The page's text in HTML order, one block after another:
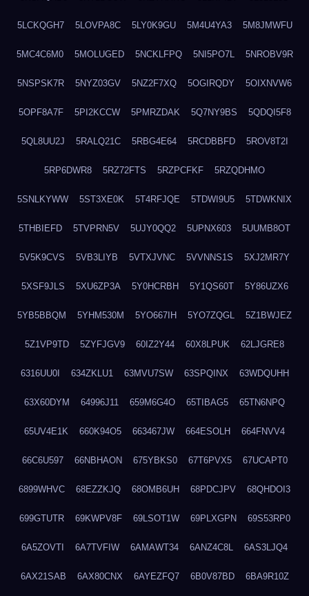
5LCKQGH7 5LOVPA8C 5LY0K9GU 5M4U4YA3 5M8JMWFU
5MC4C6M0 5MOLUGED 5NCKLFPQ 5NI5PO7L 5NROBV9R
5NSPSK7R 5NYZ03GV 5NZ2F7XQ 5OGIRQDY 5OIXNVW6
5OPF8A7F 5PI2KCCW 5PMRZDAK 5Q7NY9BS 5QDQI5F8
5QL8UU2J 5RALQ21C 5RBG4E64 5RCDBBFD 5ROV8T2I
5RP6DWR8 5RZ72FTS 5RZPCFKF 5RZQDHMO
5SNLKYWW 5ST3XE0K 5T4RFJQE 5TDWI9U5 5TDWKNIX
5THBIEFD 5TVPRN5V 5UJY0QQ2 5UPNX603 5UUMB8OT
5V5K9CVS 5VB3LIYB 5VTXJVNC 5VVNNS1S 5XJ2MR7Y
5XSF9JLS 5XU6ZP3A 5Y0HCRBH 5Y1QS60T 5Y86UZX6
5YB5BBQM 5YHM530M 5YO667IH 5YO7ZQGL 5Z1BWJEZ
5Z1VP9TD 5ZYFJGV9 60IZ2Y44 60X8LPUK 62LJGRE8
6316UU0I 634ZKLU1 63MVU7SW 63SPQINX 63WDQUHH
63X60DYM 64996J11 659M6G4O 65TIBAG5 65TN6NPQ
65UV4E1K 660K94O5 663467JW 664ESOLH 664FNVV4
66C6U597 66NBHAON 675YBKS0 67T6PVX5 67UCAPT0
6899WHVC 68EZZKJQ 68OMB6UH 68PDCJPV 68QHDOI3
699GTUTR 69KWPV8F 69LSOT1W 69PLXGPN 69S53RP0
6A5ZOVTI 6A7TVFIW 6AMAWT34 6ANZ4C8L 6AS3LJQ4
6AX21SAB 6AX80CNX 6AYEZFQ7 6B0V87BD 6BA9R10Z